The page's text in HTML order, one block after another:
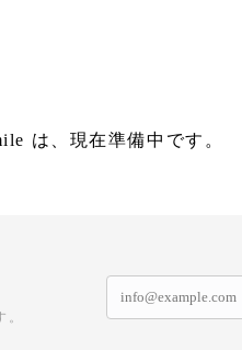
は、現在準備中です。